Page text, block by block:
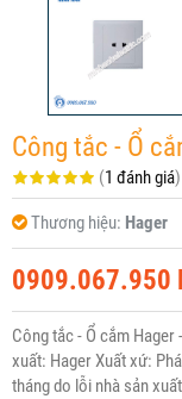
Công tắc - Ổ
(1 đánh giá)
Thương hiệu: Hager
0909.067.950
Công tắc - Ổ cắm Hager
xuất: Hager Xuất xứ:
tháng do lỗi nhà sản